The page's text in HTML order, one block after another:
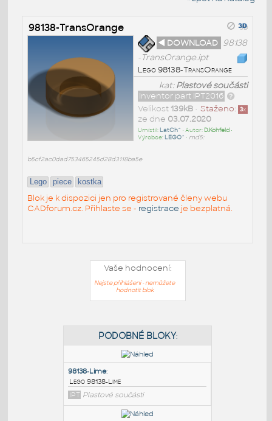
98138-TransOrange
◄ DOWNLOAD 98138
-TransOrange.ipt
Lego 98138-TransOrange
kat:Plastové součásti
Inventor part IPT2016
Staženo: 3x
Velikost 139kB•
ze dne 03.07.2020
Umístil: LatCh^ • Autor: D.Kohfeld•
Výrobce: LEGO^ • md5:
b5cf2ac0dad753465245d28d3118ba5e
Lego piece kostka
Blok je k dispozici jen pro registrované členy webu
CADforum.cz. Přihlaste se - registrace je bezplatná.
Vaše hodnocení:
Nejste přihlášeni - nemůžete
hodnotit blok